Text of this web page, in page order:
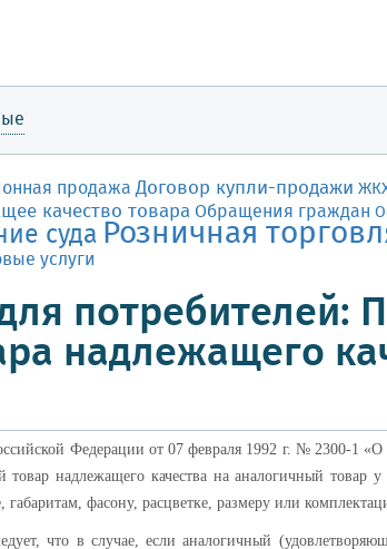
продажа Договор купли-продажи
качество товара Обращения граждан
суда Розничная
услуги
потребителей:
надлежащего
Федерации от 07 февраля 1992 г. № 2300-1
товар надлежащего качества на аналогичный товар
фасону, расцветке, размеру или
что в случае, если аналогичный